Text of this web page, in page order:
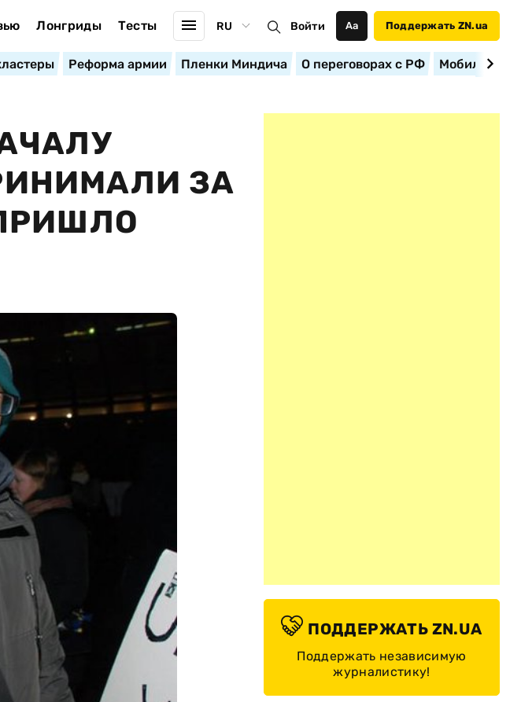
Лонгриды Тесты RU Войти Аа Поддержать ZN.ua
Реформа армии Пленки Миндича О переговорах с РФ
ЗА
ПОДДЕРЖАТЬ ZN.UA
Поддержать независимую
журналистику!